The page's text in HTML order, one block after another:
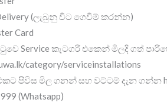
(ලැබුනු විට ගෙවීම් කරන්න)
Card
Service කැටගරි එකෙන් මිලදි ගත්
category/serviceinstallations
පිවිස මිල ගනන් සහ වට්ටම් දැන ගන්න
(Whatsapp)